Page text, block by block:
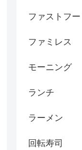
ファストフー
ファミレス
モーニング
ランチ
ラーメン
回転寿司